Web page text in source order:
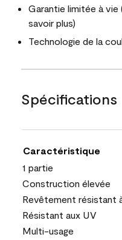
Garantie limitée à
savoir plus)
Technologie de la
Spécifications
Caractéristique
1 partie
Construction élevée
Revêtement résistant
Résistant aux UV
Multi-usage